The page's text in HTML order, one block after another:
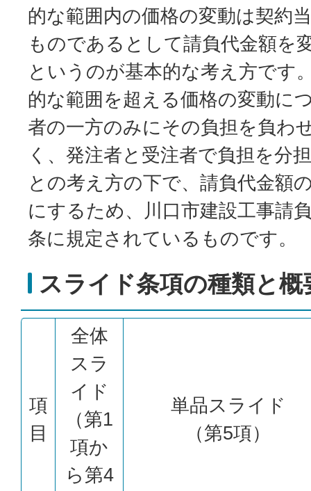
的な範囲内の価格の変動は契約
ものであるとして請負代金額を
というのが基本的な考え方です
的な範囲を超える価格の変動に
者の一方のみにその負担を負わ
く、発注者と受注者で負担を分
との考え方の下で、請負代金額
にするため、川口市建設工事請
条に規定されているものです。
スライド条項の種類と概
項
目
全体
スラ
イド
（第1
項か
ら第4
単品スライド
（第5項）